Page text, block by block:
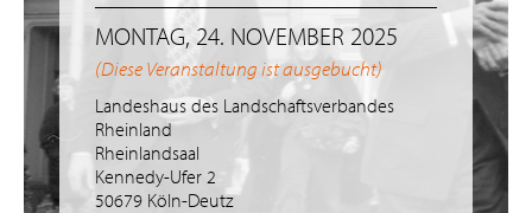
MONTAG, 24. NOVEMBER 2025
(Diese Veranstaltung ist ausgebucht)
Landeshaus des Landschaftsverbandes
Rheinland
Rheinlandsaal
Kennedy-Ufer 2
50679 Köln-Deutz